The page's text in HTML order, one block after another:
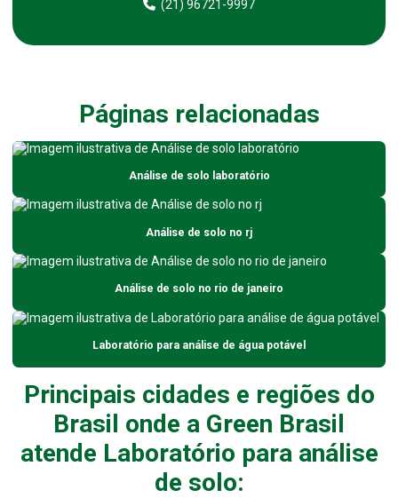
Análise de água de represas
Análise de água de rios
Análise de água de rios para indústrias
Análise de água em sp
Análise de contaminação de solo
Análise da água para consumo humano
Análise da água de poço
Análise da qualidade da água para consumo humano
(21) 96721-9997
Páginas relacionadas
Análise de solo laboratório
Análise de solo no rj
Análise de solo no rio de janeiro
Laboratório para análise de água potável
Principais cidades e regiões do
Brasil onde a Green Brasil
atende Laboratório para análise
de solo: